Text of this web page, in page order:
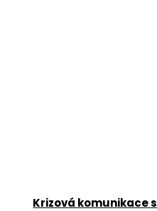
Krizová komunikace s